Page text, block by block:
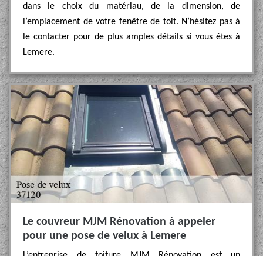
dans le choix du matériau, de la dimension, de
l’emplacement de votre fenêtre de toit. N’hésitez pas à
le contacter pour de plus amples détails si vous êtes à
Lemere.
Le couvreur MJM Rénovation à appeler
pour une pose de velux à Lemere